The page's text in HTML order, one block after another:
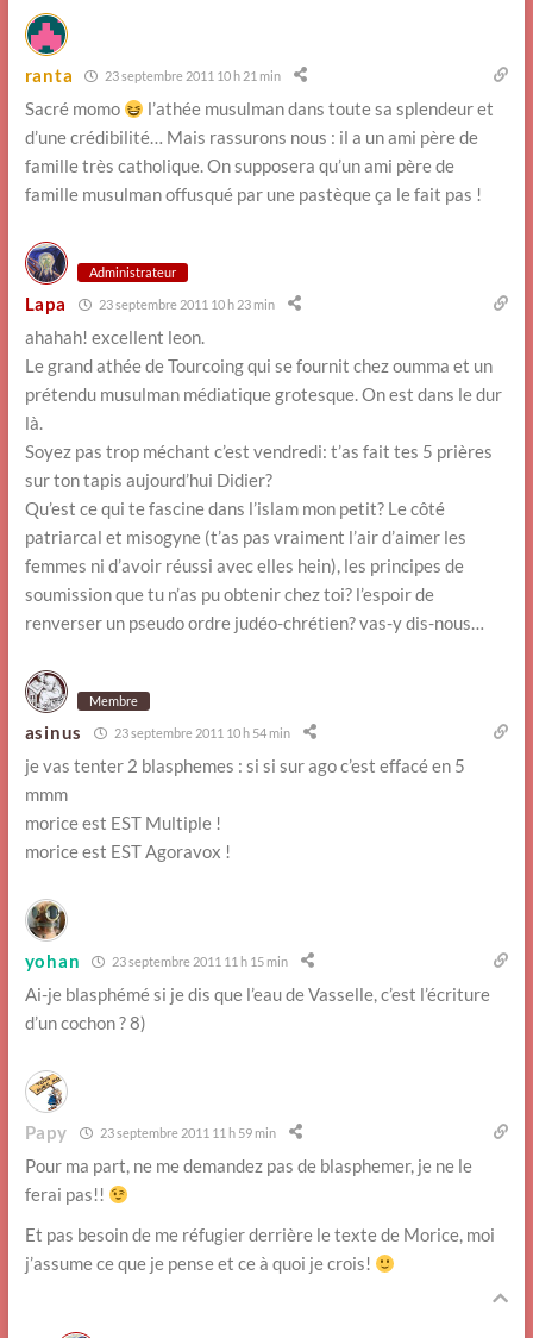
ranta 23 septembre 2011 10 h 21 min
Sacré momo
l’athée musulman dans toute sa splendeur et
d’une crédibilité… Mais rassurons nous : il a un ami père de
famille très catholique. On supposera qu’un ami père de
famille musulman offusqué par une pastèque ça le fait pas !
Administrateur
Lapa 23 septembre 2011 10 h 23 min
ahahah! excellent leon.
Le grand athée de Tourcoing qui se fournit chez oumma et un
prétendu musulman médiatique grotesque. On est dans le dur
là.
Soyez pas trop méchant c’est vendredi: t’as fait tes 5 prières
sur ton tapis aujourd’hui Didier?
Qu’est ce qui te fascine dans l’islam mon petit? Le côté
patriarcal et misogyne (t’as pas vraiment l’air d’aimer les
femmes ni d’avoir réussi avec elles hein), les principes de
soumission que tu n’as pu obtenir chez toi? l’espoir de
renverser un pseudo ordre judéo-chrétien? vas-y dis-nous…
Membre
asinus 23 septembre 2011 10 h 54 min
je vas tenter 2 blasphemes : si si sur ago c’est effacé en 5
mmm
morice est EST Multiple !
morice est EST Agoravox !
yohan 23 septembre 2011 11 h 15 min
Ai-je blasphémé si je dis que l’eau de Vasselle, c’est l’écriture
d’un cochon ? 8)
Papy 23 septembre 2011 11 h 59 min
Pour ma part, ne me demandez pas de blasphemer, je ne le
ferai pas!!
Et pas besoin de me réfugier derrière le texte de Morice, moi
j’assume ce que je pense et ce à quoi je crois!